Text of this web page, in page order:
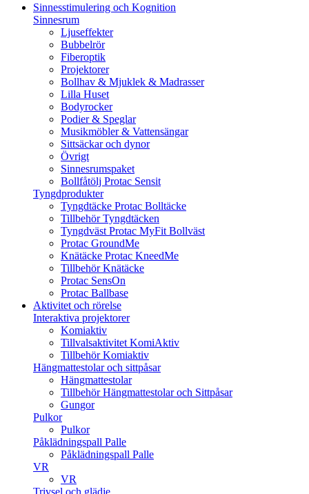
Sinnesstimulering och Kognition
Sinnesrum
Ljuseffekter
Bubbelrör
Fiberoptik
Projektorer
Bollhav & Mjuklek & Madrasser
Lilla Huset
Bodyrocker
Podier & Speglar
Musikmöbler & Vattensängar
Sittsäckar och dynor
Övrigt
Sinnesrumspaket
Bollfåtölj Protac Sensit
Tyngdprodukter
Tyngdtäcke Protac Bolltäcke
Tillbehör Tyngdtäcken
Tyngdväst Protac MyFit Bollväst
Protac GroundMe
Knätäcke Protac KneedMe
Tillbehör Knätäcke
Protac SensOn
Protac Ballbase
Aktivitet och rörelse
Interaktiva projektorer
Komiaktiv
Tillvalsaktivitet KomiAktiv
Tillbehör Komiaktiv
Hängmattestolar och sittpåsar
Hängmattestolar
Tillbehör Hängmattestolar och Sittpåsar
Gungor
Pulkor
Pulkor
Påklädningspall Palle
Påklädningspall Palle
VR
VR
Trivsel och glädje